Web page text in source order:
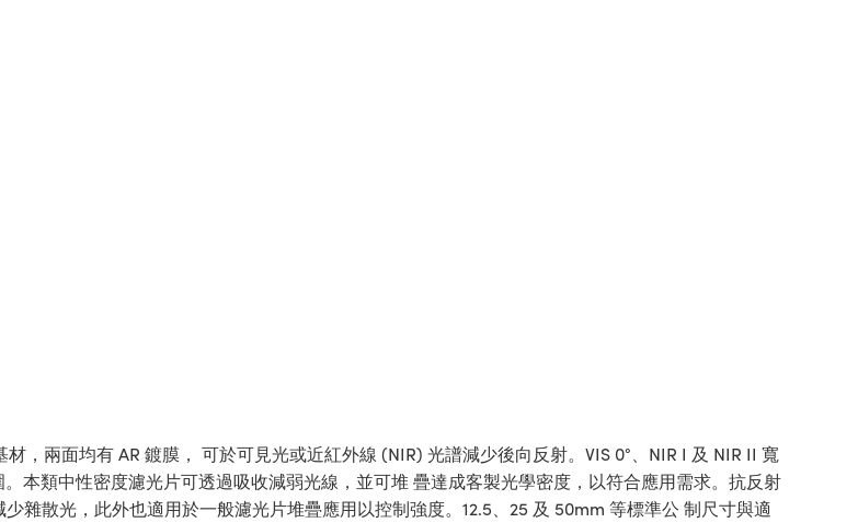
，兩面均有 AR 鍍膜， 可於可見光或近紅外線 (NIR) 光譜減少後向反射。VIS 0°、NIR I 及 NIR II 寬
本類中性密度濾光片可透過吸收減弱光線，並可堆 疊達成客製光學密度，以符合應用需求。抗反射
雜散光，此外也適用於一般濾光片堆疊應用以控制強度。12.5、25 及 50mm 等標準公 制尺寸與適